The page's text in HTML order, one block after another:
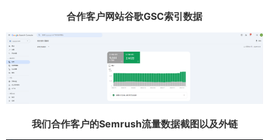
合作客户网站谷歌GSC索引数据
我们合作客户的Semrush流量数据截图以及外链